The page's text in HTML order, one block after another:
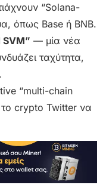
“Solana-
όπως Base ή BNB.
— μία νέα
ταχύτητα,
“multi-chain
το crypto Twitter να